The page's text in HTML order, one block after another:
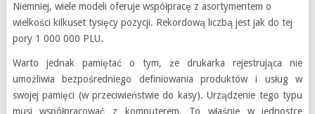
Niemniej, wiele modeli oferuje współpracę z asortymentem o
wielkości kilkuset tysięcy pozycji. Rekordową liczbą jest jak do tej
pory 1 000 000 PLU.
Warto jednak pamiętać o tym, że drukarka rejestrująca nie
umożliwia bezpośredniego definiowania produktów i usług w
swojej pamięci (w przeciwieństwie do kasy). Urządzenie tego typu
musi współpracować z komputerem. To właśnie w jednostce